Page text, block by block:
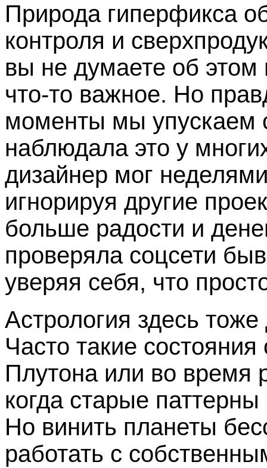
Природа гиперфикса
контроля и
вы не думаете об этом
что-то важное. Но
моменты мы упускаем
наблюдала это у
дизайнер мог
игнорируя другие
больше радости и
проверяла соцсети
уверяя себя, что
Астрология здесь
Часто такие
Плутона или во время
когда старые
Но винить планеты
работать с